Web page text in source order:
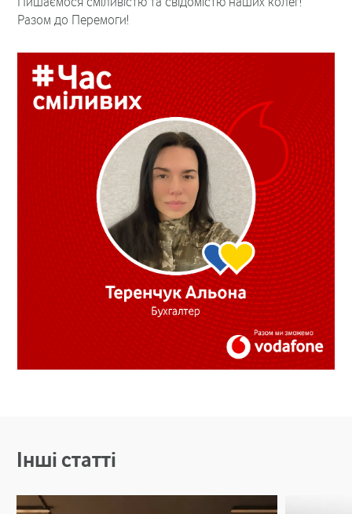
Разом до Перемоги!
Інші статті